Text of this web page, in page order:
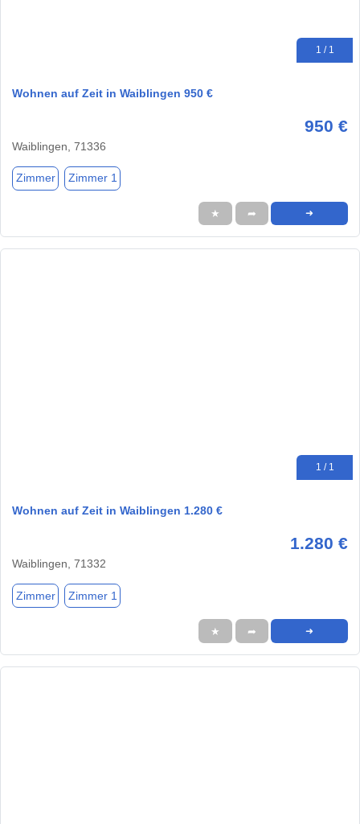
1 / 1
Wohnen auf Zeit in Waiblingen 950 €
950 €
Waiblingen, 71336
Zimmer Zimmer 1
★ ➦ ➜
1 / 1
Wohnen auf Zeit in Waiblingen 1.280 €
1.280 €
Waiblingen, 71332
Zimmer Zimmer 1
★ ➦ ➜